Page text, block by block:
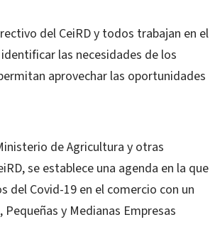
del CeiRD y todos trabajan en el
las necesidades de los
aprovechar las oportunidades
de Agricultura y otras
se establece una agenda en la que
del Covid-19 en el comercio con un
y Medianas Empresas